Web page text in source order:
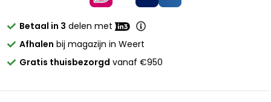
Betaal in 3 delen met
Afhalen bij magazijn in Weert
Gratis thuisbezorgd vanaf €950